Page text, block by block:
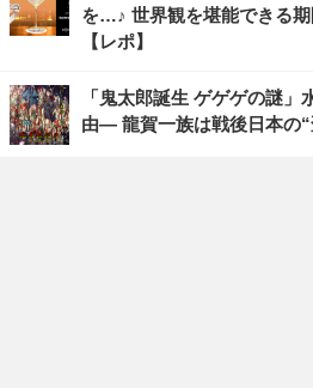
を…♪ 世界観を堪能できる
【レポ】
「鬼太郎誕生 ゲゲゲの謎
由― 龍賀一族は戦後日本の“